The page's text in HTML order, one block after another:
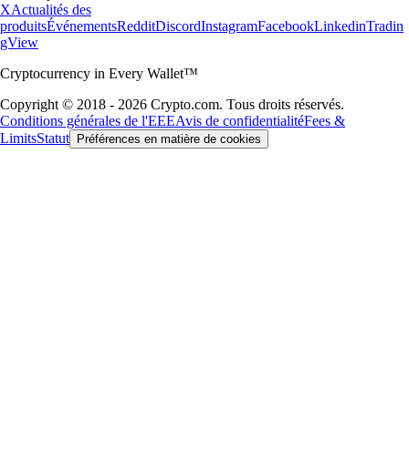
XActualités des
produitsÉvénementsRedditDiscordInstagramFacebookLinkedinTradin
gView
Cryptocurrency in Every Wallet™
Copyright © 2018 - 2026 Crypto.com. Tous droits réservés.
Conditions générales de l'EEEAvis de confidentialitéFees &
LimitsStatut Préférences en matière de cookies